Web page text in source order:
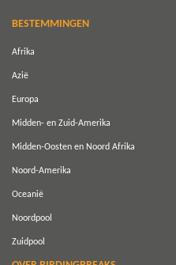
BESTEMMINGEN
Afrika
Azië
Europa
Midden- en Zuid-Amerika
Midden-Oosten en Noord Afrika
Noord-Amerika
Oceanië
Noordpool
Zuidpool